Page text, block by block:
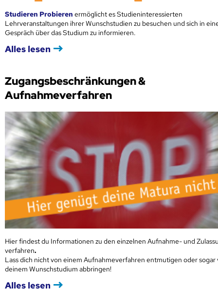
Studieren Probieren ermöglicht es Studieninteressierten
Lehrveranstaltungen ihrer Wunschstudien zu besuchen und sich in
Gespräch über das Studium zu informieren.
Alles lesen
Zugangsbeschränkungen &
Aufnahmeverfahren
Hier findest du Informationen zu den einzelnen Aufnahme- und
verfahren.
Lass dich nicht von einem Aufnahmeverfahren entmutigen oder sogar
deinem Wunschstudium abbringen!
Alles lesen